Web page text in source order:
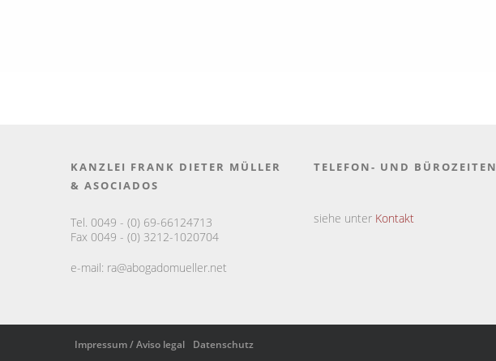
KANZLEI FRANK DIETER MÜLLER
& ASOCIADOS
Tel. 0049 - (0) 69-66124713
Fax 0049 - (0) 3212-1020704
e-mail: ra@abogadomueller.net
TELEFON- UND BÜROZEITEN
siehe unter Kontakt
Impressum / Aviso legal Datenschutz